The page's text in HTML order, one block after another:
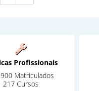
Profissionais
Matriculados
217 Cursos